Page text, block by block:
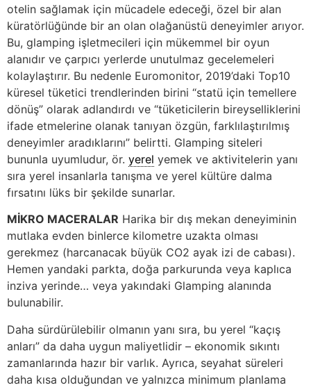
otelin sağlamak için mücadele edeceği, özel bir alan
küratörlüğünde bir an olan olağanüstü deneyimler arıyor.
Bu, glamping işletmecileri için mükemmel bir oyun
alanıdır ve çarpıcı yerlerde unutulmaz gecelemeleri
kolaylaştırır. Bu nedenle Euromonitor, 2019’daki Top10
küresel tüketici trendlerinden birini “statü için temellere
dönüş” olarak adlandırdı ve “tüketicilerin bireyselliklerini
ifade etmelerine olanak tanıyan özgün, farklılaştırılmış
deneyimler aradıklarını” belirtti. Glamping siteleri
bununla uyumludur, ör. yerel yemek ve aktivitelerin yanı
sıra yerel insanlarla tanışma ve yerel kültüre dalma
fırsatını lüks bir şekilde sunarlar.
MİKRO MACERALAR Harika bir dış mekan deneyiminin
mutlaka evden binlerce kilometre uzakta olması
gerekmez (harcanacak büyük CO2 ayak izi de cabası).
Hemen yandaki parkta, doğa parkurunda veya kaplıca
inziva yerinde… veya yakındaki Glamping alanında
bulunabilir.
Daha sürdürülebilir olmanın yanı sıra, bu yerel “kaçış
anları” da daha uygun maliyetlidir – ekonomik sıkıntı
zamanlarında hazır bir varlık. Ayrıca, seyahat süreleri
daha kısa olduğundan ve yalnızca minimum planlama